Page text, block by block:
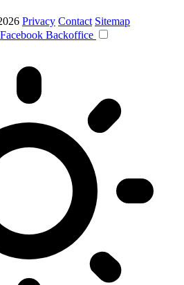
Privacy Contact Sitemap
Facebook Backoffice